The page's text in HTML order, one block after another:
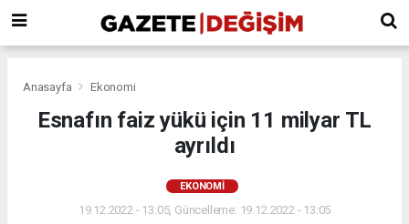
Anasayfa Ekonomi
Esnafın faiz yükü için 11 milyar TL
ayrıldı
EKONOMI
19.12.2022 - 13:05, Güncelleme: 19.12.2022 - 13:05